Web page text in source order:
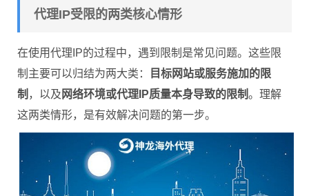
代理IP受限的两类核心情形
在使用代理IP的过程中，遇到限制是常见问题。这些限
制主要可以归结为两大类：
目标网站或服务施加的限
制 ，以及 网络环境或代理IP质量本身导致的限制。理解
这两类情形，是有效解决问题的第一步。